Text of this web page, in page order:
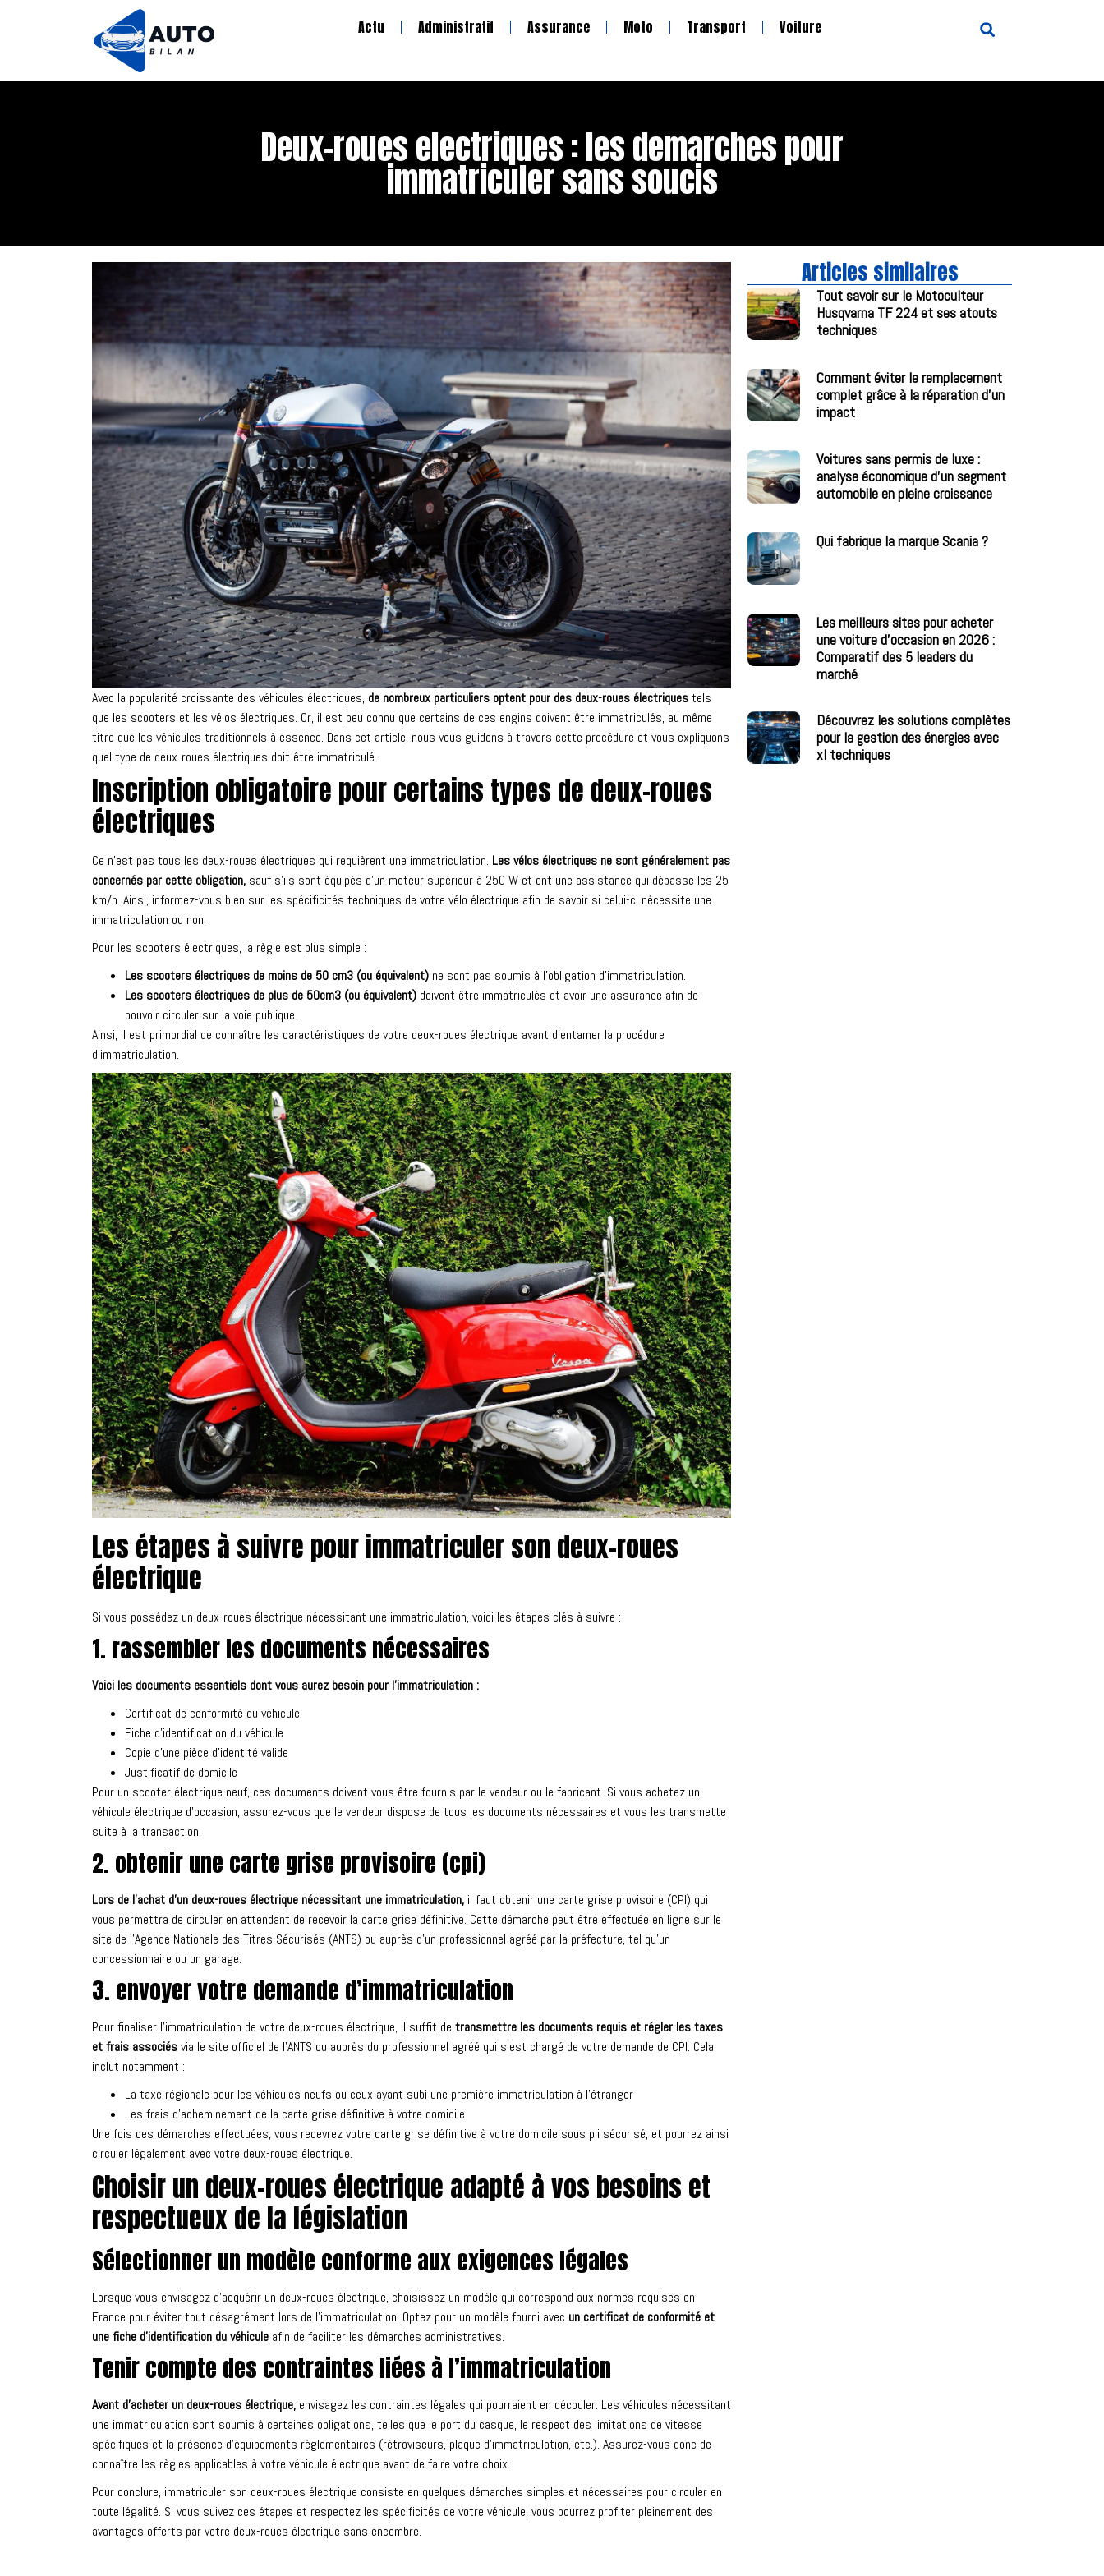
Actu Administratif Assurance Moto Transport Voiture
Deux-roues electriques : les demarches pour
immatriculer sans soucis
Avec la popularité croissante des véhicules électriques, de nombreux particuliers optent pour des deux-roues électriquestels
que les scooters et les vélos électriques. Or, il est peu connu que certains de ces engins doivent être immatriculés, au même
titre que les véhicules traditionnels à essence. Dans cet article, nous vous guidons à travers cette procédure et vous expliquons
quel type de deux-roues électriques doit être immatriculé.
Inscription obligatoire pour certains types de deux-roues
électriques
Ce n’est pas tous les deux-roues électriques qui requièrent une immatriculation. Les vélos électriques ne sont généralement pas
concernés par cette obligation, sauf s’ils sont équipés d’un moteur supérieur à 250 W et ont une assistance qui dépasse les 25
km/h. Ainsi, informez-vous bien sur les spécificités techniques de votre vélo électrique afin de savoir si celui-ci nécessite une
immatriculation ou non.
Pour les scooters électriques, la règle est plus simple :
Les scooters électriques de moins de 50 cm3 (ou équivalent) ne sont pas soumis à l’obligation d’immatriculation.
Les scooters électriques de plus de 50cm3 (ou équivalent) doivent être immatriculés et avoir une assurance afin de
pouvoir circuler sur la voie publique.
Ainsi, il est primordial de connaître les caractéristiques de votre deux-roues électrique avant d’entamer la procédure
d’immatriculation.
Les étapes à suivre pour immatriculer son deux-roues
électrique
Si vous possédez un deux-roues électrique nécessitant une immatriculation, voici les étapes clés à suivre :
1. rassembler les documents nécessaires
Voici les documents essentiels dont vous aurez besoin pour l’immatriculation :
Certificat de conformité du véhicule
Fiche d’identification du véhicule
Copie d’une pièce d’identité valide
Justificatif de domicile
Pour un scooter électrique neuf, ces documents doivent vous être fournis par le vendeur ou le fabricant. Si vous achetez un
véhicule électrique d’occasion, assurez-vous que le vendeur dispose de tous les documents nécessaires et vous les transmette
suite à la transaction.
2. obtenir une carte grise provisoire (cpi)
Lors de l’achat d’un deux-roues électrique nécessitant une immatriculation, il faut obtenir une carte grise provisoire (CPI) qui
vous permettra de circuler en attendant de recevoir la carte grise définitive. Cette démarche peut être effectuée en ligne sur le
site de l’Agence Nationale des Titres Sécurisés (ANTS) ou auprès d’un professionnel agréé par la préfecture, tel qu’un
concessionnaire ou un garage.
3. envoyer votre demande d’immatriculation
Pour finaliser l’immatriculation de votre deux-roues électrique, il suffit de transmettre les documents requis et régler les taxes
et frais associésvia le site officiel de l’ANTS ou auprès du professionnel agréé qui s’est chargé de votre demande de CPI. Cela
inclut notamment :
La taxe régionale pour les véhicules neufs ou ceux ayant subi une première immatriculation à l’étranger
Les frais d’acheminement de la carte grise définitive à votre domicile
Une fois ces démarches effectuées, vous recevrez votre carte grise définitive à votre domicile sous pli sécurisé, et pourrez ainsi
circuler légalement avec votre deux-roues électrique.
Choisir un deux-roues électrique adapté à vos besoins et
respectueux de la législation
Sélectionner un modèle conforme aux exigences légales
Lorsque vous envisagez d’acquérir un deux-roues électrique, choisissez un modèle qui correspond aux normes requises en
France pour éviter tout désagrément lors de l’immatriculation. Optez pour un modèle fourni avec un certificat de conformité et
une fiche d’identification du véhicule afin de faciliter les démarches administratives.
Tenir compte des contraintes liées à l’immatriculation
Avant d’acheter un deux-roues électrique, envisagez les contraintes légales qui pourraient en découler. Les véhicules nécessitant
une immatriculation sont soumis à certaines obligations, telles que le port du casque, le respect des limitations de vitesse
spécifiques et la présence d’équipements réglementaires (rétroviseurs, plaque d’immatriculation, etc.). Assurez-vous donc de
connaître les règles applicables à votre véhicule électrique avant de faire votre choix.
Pour conclure, immatriculer son deux-roues électrique consiste en quelques démarches simples et nécessaires pour circuler en
toute légalité. Si vous suivez ces étapes et respectez les spécificités de votre véhicule, vous pourrez profiter pleinement des
avantages offerts par votre deux-roues électrique sans encombre.
Articles similaires
Tout savoir sur le Motoculteur
Husqvarna TF 224 et ses atouts
techniques
Comment éviter le remplacement
complet grâce à la réparation d’un
impact
Voitures sans permis de luxe :
analyse économique d’un segment
automobile en pleine croissance
Qui fabrique la marque Scania ?
Les meilleurs sites pour acheter
une voiture d’occasion en 2026 :
Comparatif des 5 leaders du
marché
Découvrez les solutions complètes
pour la gestion des énergies avec
xl techniques